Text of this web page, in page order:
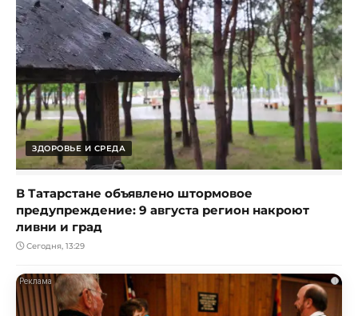
ЗДОРОВЬЕ И СРЕДА
В Татарстане объявлено штормовое
предупреждение: 9 августа регион накроют
ливни и град
Сегодня, 13:29
i